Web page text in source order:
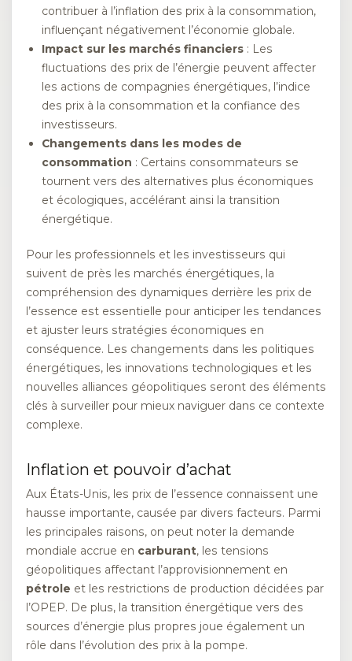
contribuer à l’inflation des prix à la consommation,
influençant négativement l’économie globale.
Impact sur les marchés financiers : Les
fluctuations des prix de l’énergie peuvent affecter
les actions de compagnies énergétiques, l’indice
des prix à la consommation et la confiance des
investisseurs.
Changements dans les modes de
consommation : Certains consommateurs se
tournent vers des alternatives plus économiques
et écologiques, accélérant ainsi la transition
énergétique.
Pour les professionnels et les investisseurs qui
suivent de près les marchés énergétiques, la
compréhension des dynamiques derrière les prix de
l’essence est essentielle pour anticiper les tendances
et ajuster leurs stratégies économiques en
conséquence. Les changements dans les politiques
énergétiques, les innovations technologiques et les
nouvelles alliances géopolitiques seront des éléments
clés à surveiller pour mieux naviguer dans ce contexte
complexe.
Inflation et pouvoir d’achat
Aux États-Unis, les prix de l’essence connaissent une
hausse importante, causée par divers facteurs. Parmi
les principales raisons, on peut noter la demande
mondiale accrue en carburant, les tensions
géopolitiques affectant l’approvisionnement en
pétrole et les restrictions de production décidées par
l’OPEP. De plus, la transition énergétique vers des
sources d’énergie plus propres joue également un
rôle dans l’évolution des prix à la pompe.